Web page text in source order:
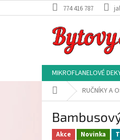
na
774 416 787
MIKROFLANELOVÉ
Domů RUČNÍKY A
Akce Novinka